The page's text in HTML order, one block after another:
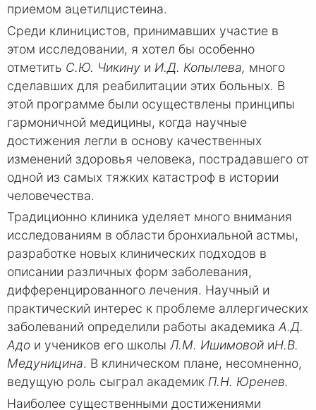
приемом ацетилцистеина.
Среди клиницистов, принимавших учас­тие в
этом исследовании, я хотел бы особенно
отметить С.Ю. Чикину и И.Д. Копылева, много
сделавших для реабилитации этих больных. В
этой программе были осуществлены принципы
гармоничной медицины, когда научные
достижения легли в основу качественных
изменений здоровья человека, пострадавшего от
одной из самых тяжких катастроф в истории
человечества.
Традиционно клиника уделяет много внимания
исследованиям в области бронхиальной астмы,
разработке новых клинических подходов в
описании различных форм заболевания,
дифференцированного лечения. Научный и
практический интерес к проблеме аллергических
заболеваний определили работы академика А.Д.
Адо и учеников его школыЛ.М. Ишимовой иН.В.
Медуницина. В клиническом плане, несомненно,
ведущую роль сыграл академик П.Н. Юренев.
Наиболее существенными достижениями